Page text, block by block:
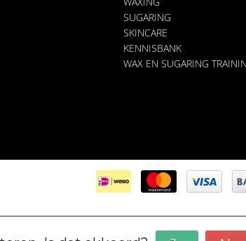
SUGARING
SKINCARE
KENNISBANK
WAX EN SUGARING